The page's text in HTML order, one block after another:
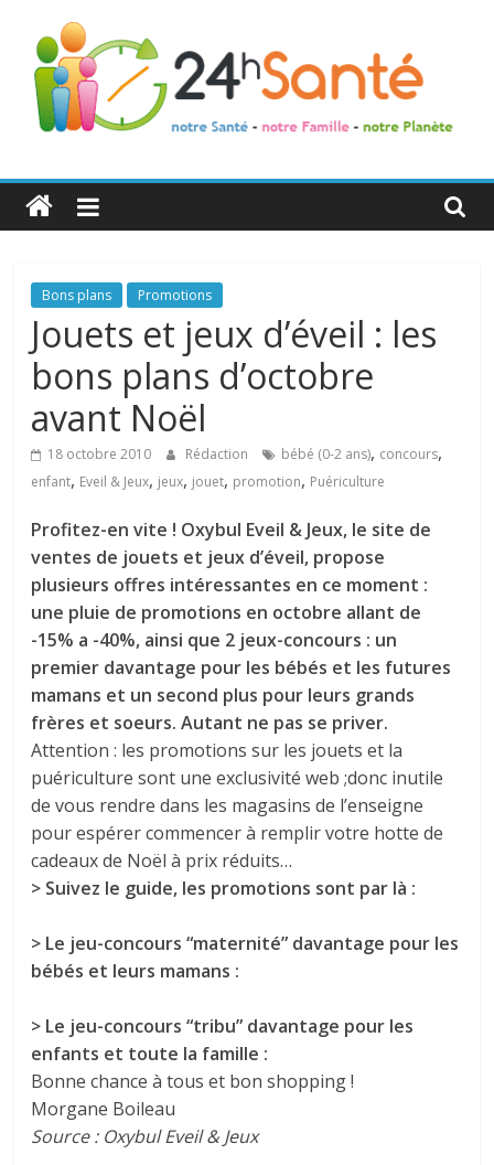
24h
Santé
La
santé
de
toute
famille
Bons plans Promotions
Jouets et jeux d’éveil : les
bons plans d’octobre
avant Noël
18 octobre 2010 Rédaction bébé (0-2 ans), concours,
enfant, Eveil & Jeux, jeux, jouet, promotion, Puériculture
Profitez-en vite ! Oxybul Eveil & Jeux, le site de
ventes de jouets et jeux d’éveil, propose
plusieurs offres intéressantes en ce moment :
une pluie de promotions en octobre allant de
-15% a -40%, ainsi que 2 jeux-concours : un
premier davantage pour les bébés et les futures
mamans et un second plus pour leurs grands
frères et soeurs. Autant ne pas se priver.
Attention : les promotions sur les jouets et la
puériculture sont une exclusivité web ;donc inutile
de vous rendre dans les magasins de l’enseigne
pour espérer commencer à remplir votre hotte de
cadeaux de Noël à prix réduits…
> Suivez le guide, les promotions sont par là :
> Le jeu-concours “maternité” davantage pour les
bébés et leurs mamans :
> Le jeu-concours “tribu” davantage pour les
enfants et toute la famille :
Bonne chance à tous et bon shopping !
Morgane Boileau
Source : Oxybul Eveil & Jeux